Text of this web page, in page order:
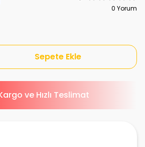
0 Yorum
Sepete Ekle
ve Hızlı Teslimat